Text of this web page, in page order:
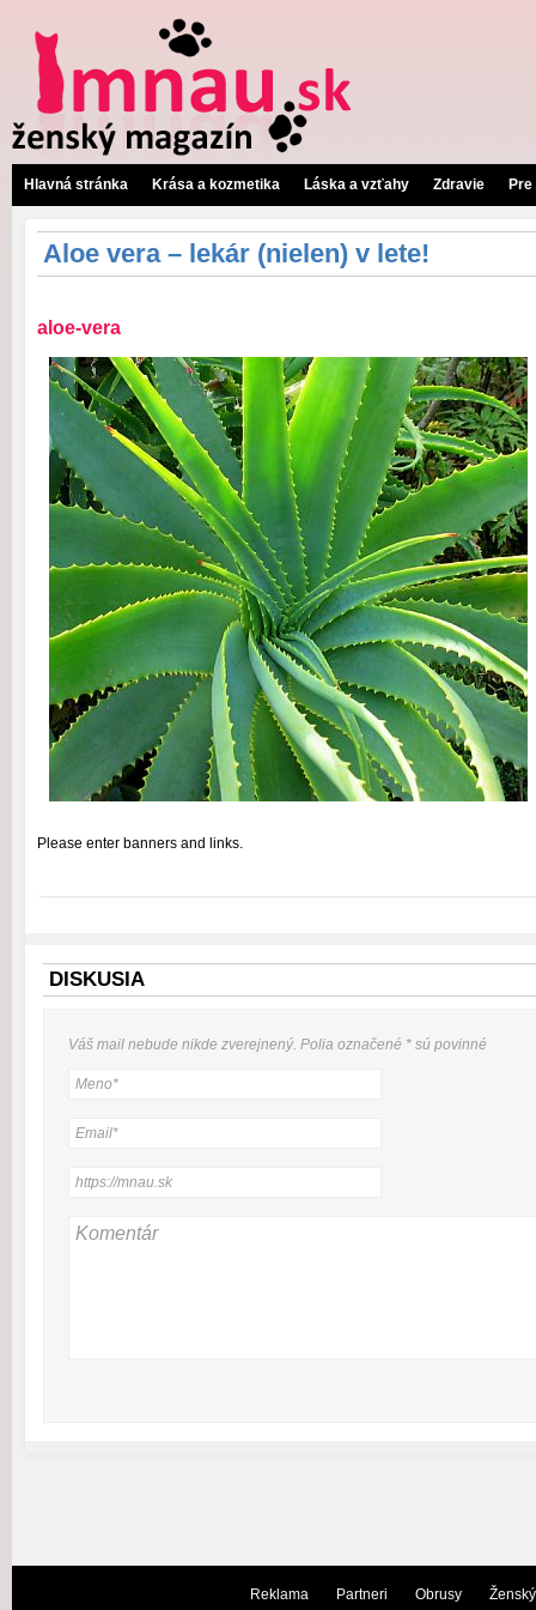
Hlavná stránka Krása a kozmetika Láska a vzťahy Zdravie
Aloe vera – lekár (nielen) v lete!
aloe-vera
Please enter banners and links.
DISKUSIA
Váš mail nebude nikde zverejnený. Polia označené * sú povinné
Reklama Partneri Obrusy